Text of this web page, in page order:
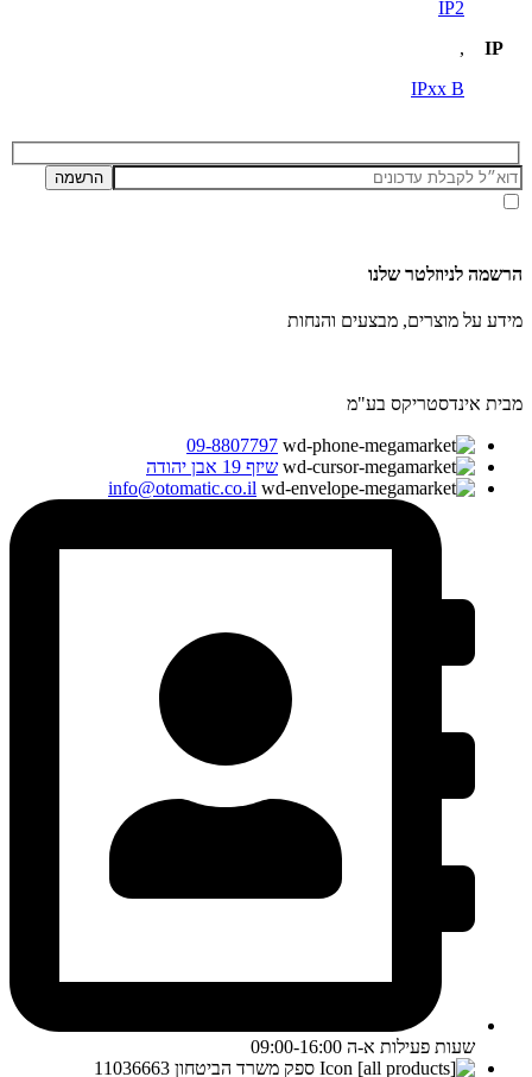
IP
IP2
,
IPxx B
הרשמה לניוזלטר שלנו
מידע על מוצרים, מבצעים והנחות
מבית אינדסטריקס בע"מ
09-8807797
שיזף 19 אבן יהודה
info@otomatic.co.il
שעות פעילות א-ה 09:00-16:00
ספק משרד הביטחון 11036663